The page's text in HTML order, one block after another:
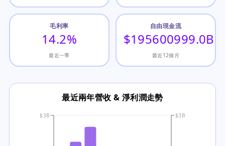
毛利率
14.2%
最近一季
自由現金流
$195600999.0B
最近12個月
最近兩年營收 & 淨利潤走勢
$3B $3B